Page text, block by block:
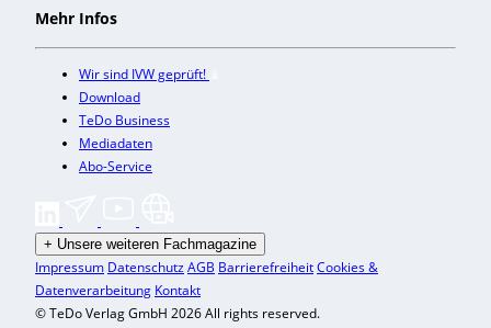
Mehr Infos
Wir sind IVW geprüft!
Download
TeDo Business
Mediadaten
Abo-Service
+ Unsere weiteren Fachmagazine
Impressum DatenschutzAGB BarrierefreiheitCookies &
Datenverarbeitung Kontakt
© TeDo Verlag GmbH 2026 All rights reserved.